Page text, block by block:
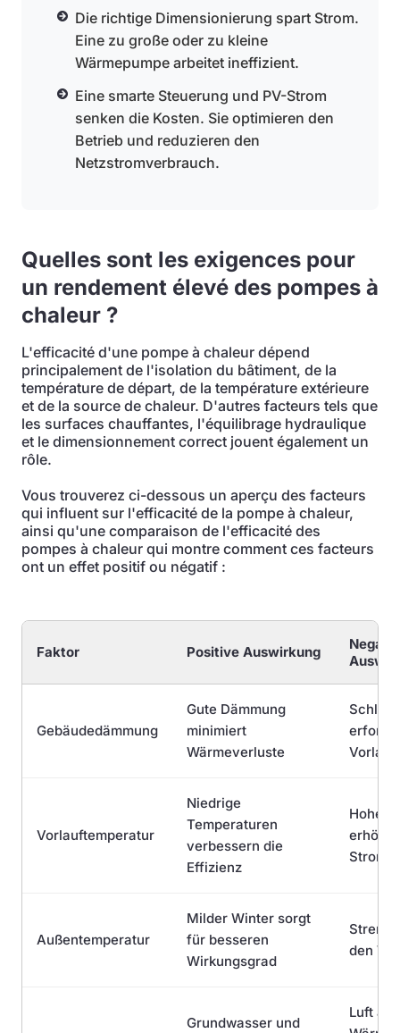
Die richtige Dimensionierung spart Strom.
Eine zu große oder zu kleine
Wärmepumpe arbeitet ineffizient.
Eine smarte Steuerung und PV-Strom
senken die Kosten. Sie optimieren den
Betrieb und reduzieren den
Netzstromverbrauch.
Quelles sont les exigences pour
un rendement élevé des pompes à
chaleur ?
L'efficacité d'une pompe à chaleur dépend
principalement de l'isolation du bâtiment, de la
température de départ, de la température extérieure
et de la source de chaleur. D'autres facteurs tels que
les surfaces chauffantes, l'équilibrage hydraulique
et le dimensionnement correct jouent également un
rôle.
Vous trouverez ci-dessous un aperçu des facteurs
qui influent sur l'efficacité de la pompe à chaleur,
ainsi qu'une comparaison de l'efficacité des
pompes à chaleur qui montre comment ces facteurs
ont un effet positif ou négatif :
Faktor Positive Auswirkung
Gebäudedämmung
Gute Dämmung
minimiert
Wärmeverluste
Vorlauftemperatur
Niedrige
Temperaturen
verbessern die
Effizienz
Hohe
Außentemperatur
Milder Winter sorgt
für besseren
Wirkungsgrad
den
Grundwasser und
Luft als